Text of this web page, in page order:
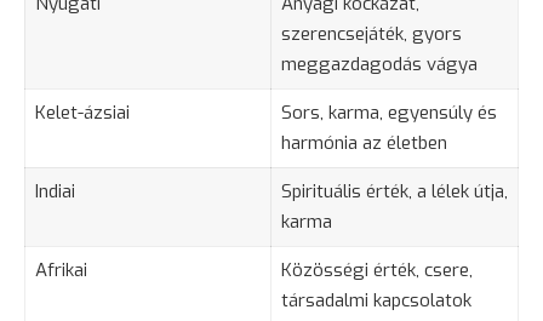
szerencsejáték, gyors
meggazdagodás vágya
Kelet-ázsiai
Sors, karma, egyensúly és
harmónia az életben
Indiai
Spirituális érték, a lélek útja,
karma
Afrikai
Közösségi érték, csere,
társadalmi kapcsolatok